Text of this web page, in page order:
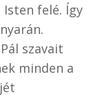
felé. Így
szavait
minden a